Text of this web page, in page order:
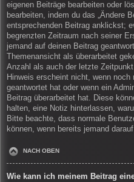
eigenen Beiträge bearbeiten oder
bearbeiten, indem du das „Ändere
entsprechenden Beitrag anklickst;
begrenzten Zeitraum nach seiner
jemand auf deinen Beitrag
Themenansicht als überarbeitet
Anzahl als auch der letzte
Hinweis erscheint nicht, wenn noch
geantwortet hat oder wenn ein
Beitrag überarbeitet hat. Diese
halten, eine Notiz hinterlassen,
Bitte beachte, dass normale
können, wenn bereits jemand
NACH OBEN
Wie kann ich meinem Beitrag